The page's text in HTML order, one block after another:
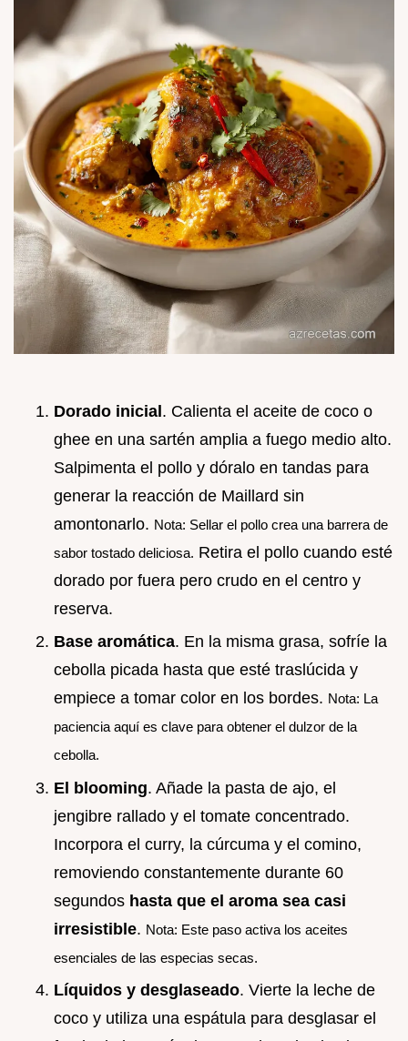
Dorado inicial. Calienta el aceite de coco o
ghee en una sartén amplia a fuego medio alto.
Salpimenta el pollo y dóralo en tandas para
generar la reacción de Maillard sin
amontonarlo. Nota: Sellar el pollo crea una barrera de
sabor tostado deliciosa. Retira el pollo cuando esté
dorado por fuera pero crudo en el centro y
reserva.
Base aromática. En la misma grasa, sofríe la
cebolla picada hasta que esté traslúcida y
empiece a tomar color en los bordes. Nota: La
paciencia aquí es clave para obtener el dulzor de la
cebolla.
El blooming. Añade la pasta de ajo, el
jengibre rallado y el tomate concentrado.
Incorpora el curry, la cúrcuma y el comino,
removiendo constantemente durante 60
segundos hasta que el aroma sea casi
irresistible. Nota: Este paso activa los aceites
esenciales de las especias secas.
Líquidos y desglaseado. Vierte la leche de
coco y utiliza una espátula para desglasar el